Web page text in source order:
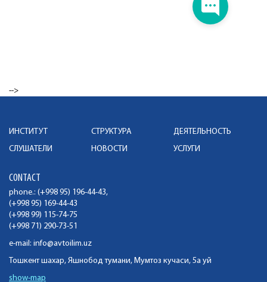
-->
ИНСТИТУТ СТРУКТУРА
ДЕЯТЕЛЬНОСТЬ
СЛУШАТЕЛИ
НОВОСТИ УСЛУГИ
CONTACT
phone.: (+998 95) 196-44-43,
(+998 95) 169-44-43
(+998 99) 115-74-75
(+998 71) 290-73-51
e-mail: info@avtoilim.uz
Тошкент шахар, Яшнобод тумани, Мумтоз кучаси, 5а уй
show-map